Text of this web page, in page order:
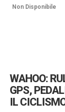
Non Disponibile
WAHOO:
GPS,
IL